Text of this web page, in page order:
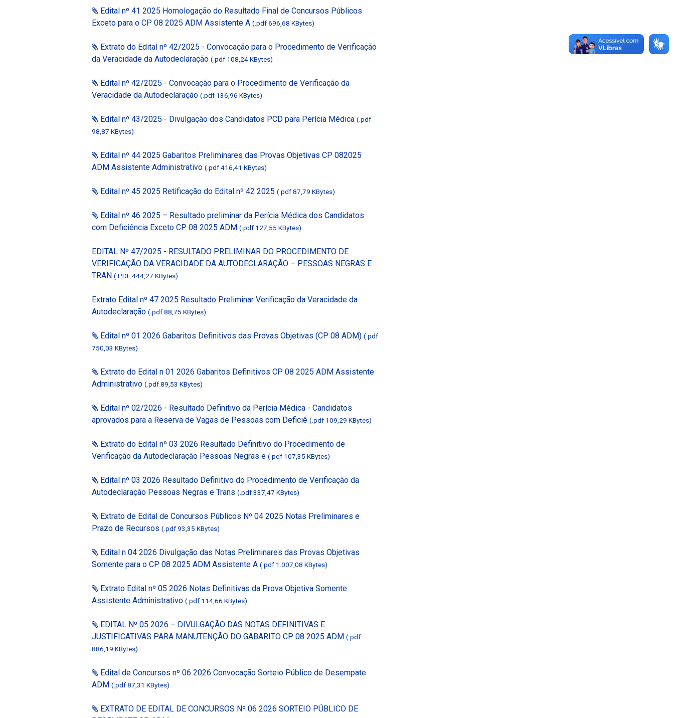
Edital nº 41 2025 Homologação do Resultado Final de Concursos Públicos
Exceto para o CP 08 2025 ADM Assistente A (.pdf 696,68 KBytes)
Extrato do Edital nº 42/2025 - Convocação para o Procedimento de Verificação
da Veracidade da Autodeclaração (.pdf 108,24 KBytes)
Edital nº 42/2025 - Convocação para o Procedimento de Verificação da
Veracidade da Autodeclaração (.pdf 136,96 KBytes)
Edital nº 43/2025 - Divulgação dos Candidatos PCD para Perícia Médica (.pdf
98,87 KBytes)
Edital nº 44 2025 Gabaritos Preliminares das Provas Objetivas CP 082025
ADM Assistente Administrativo (.pdf 416,41 KBytes)
Edital nº 45 2025 Retificação do Edital nº 42 2025 (.pdf 87,79 KBytes)
Edital nº 46 2025 – Resultado preliminar da Perícia Médica dos Candidatos
com Deficiência Exceto CP 08 2025 ADM (.pdf 127,55 KBytes)
EDITAL Nº 47/2025 - RESULTADO PRELIMINAR DO PROCEDIMENTO DE
VERIFICAÇÃO DA VERACIDADE DA AUTODECLARAÇÃO – PESSOAS NEGRAS E
TRAN (.PDF 444,27 KBytes)
Extrato Edital nº 47 2025 Resultado Preliminar Verificação da Veracidade da
Autodeclaração (.pdf 88,75 KBytes)
Edital nº 01 2026 Gabaritos Definitivos das Provas Objetivas (CP 08 ADM) (.pdf
750,03 KBytes)
Extrato do Edital n 01 2026 Gabaritos Definitivos CP 08 2025 ADM Assistente
Administrativo (.pdf 89,53 KBytes)
Edital nº 02/2026 - Resultado Definitivo da Perícia Médica - Candidatos
aprovados para a Reserva de Vagas de Pessoas com Deficiê (.pdf 109,29 KBytes)
Extrato do Edital nº 03 2026 Resultado Definitivo do Procedimento de
Verificação da Autodeclaração Pessoas Negras e (.pdf 107,35 KBytes)
Edital nº 03 2026 Resultado Definitivo do Procedimento de Verificação da
Autodeclaração Pessoas Negras e Trans (.pdf 337,47 KBytes)
Extrato de Edital de Concursos Públicos Nº 04 2025 Notas Preliminares e
Prazo de Recursos (.pdf 93,35 KBytes)
Edital n 04 2026 Divulgação das Notas Preliminares das Provas Objetivas
Somente para o CP 08 2025 ADM Assistente A (.pdf 1.007,08 KBytes)
Extrato Edital nº 05 2026 Notas Definitivas da Prova Objetiva Somente
Assistente Administrativo (.pdf 114,66 KBytes)
EDITAL Nº 05 2026 – DIVULGAÇÃO DAS NOTAS DEFINITIVAS E
JUSTIFICATIVAS PARA MANUTENÇÃO DO GABARITO CP 08 2025 ADM (.pdf
886,19 KBytes)
Edital de Concursos nº 06 2026 Convocação Sorteio Público de Desempate
ADM (.pdf 87,31 KBytes)
EXTRATO DE EDITAL DE CONCURSOS Nº 06 2026 SORTEIO PÚBLICO DE